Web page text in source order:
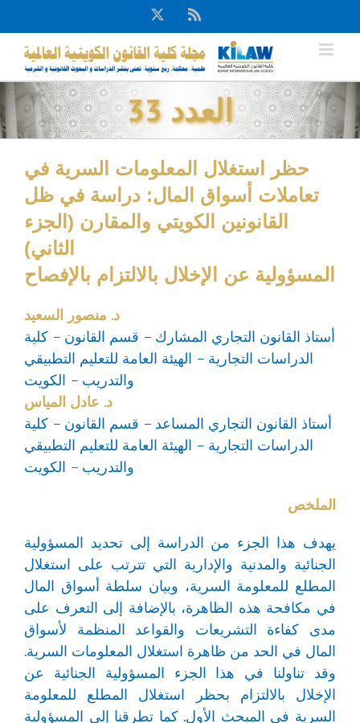
to
content
Rss
X
العدد 33
حظر استغلال المعلومات السرية في
تعاملات أسواق المال: دراسة في ظل
القانونين الكويتي والمقارن (الجزء
الثاني)
المسؤولية عن الإخلال بالالتزام بالإفصاح
د. منصور السعيد
أستاذ القانون التجاري المشارك – قسم القانون – كلية
الدراسات التجارية – الهيئة العامة للتعليم التطبيقي
والتدريب – الكويت
د. عادل المياس
أستاذ القانون التجاري المساعد – قسم القانون – كلية
الدراسات التجارية – الهيئة العامة للتعليم التطبيقي
والتدريب – الكويت
الملخص
يهدف هذا الجزء من الدراسة إلى تحديد المسؤولية
الجنائية والمدنية والإدارية التي تترتب على استغلال
المطلع للمعلومة السرية، وبيان سلطة أسواق المال
في مكافحة هذه الظاهرة، بالإضافة إلى التعرف على
مدى كفاءة التشريعات والقواعد المنظمة لأسواق
المال في الحد من ظاهرة استغلال المعلومات السرية.
وقد تناولنا في هذا الجزء المسؤولية الجنائية عن
الإخلال بالالتزام بحظر استغلال المطلع للمعلومة
السرية في المبحث الأول. كما تطرقنا إلى المسؤولية